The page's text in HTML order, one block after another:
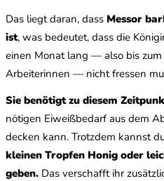
Das liegt daran, dass Messor
ist, was bedeutet, dass die
einen Monat lang — also bis
Arbeiterinnen — nicht fressen
Sie benötigt zu diesem
nötigen Eiweißbedarf aus dem
decken kann. Trotzdem kannst
kleinen Tropfen Honig oder
geben. Das verschafft ihr